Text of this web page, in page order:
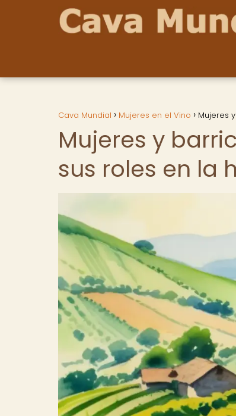
Cava Mundial Mujeres en el Vino Mujeres
Mujeres y
sus roles en la